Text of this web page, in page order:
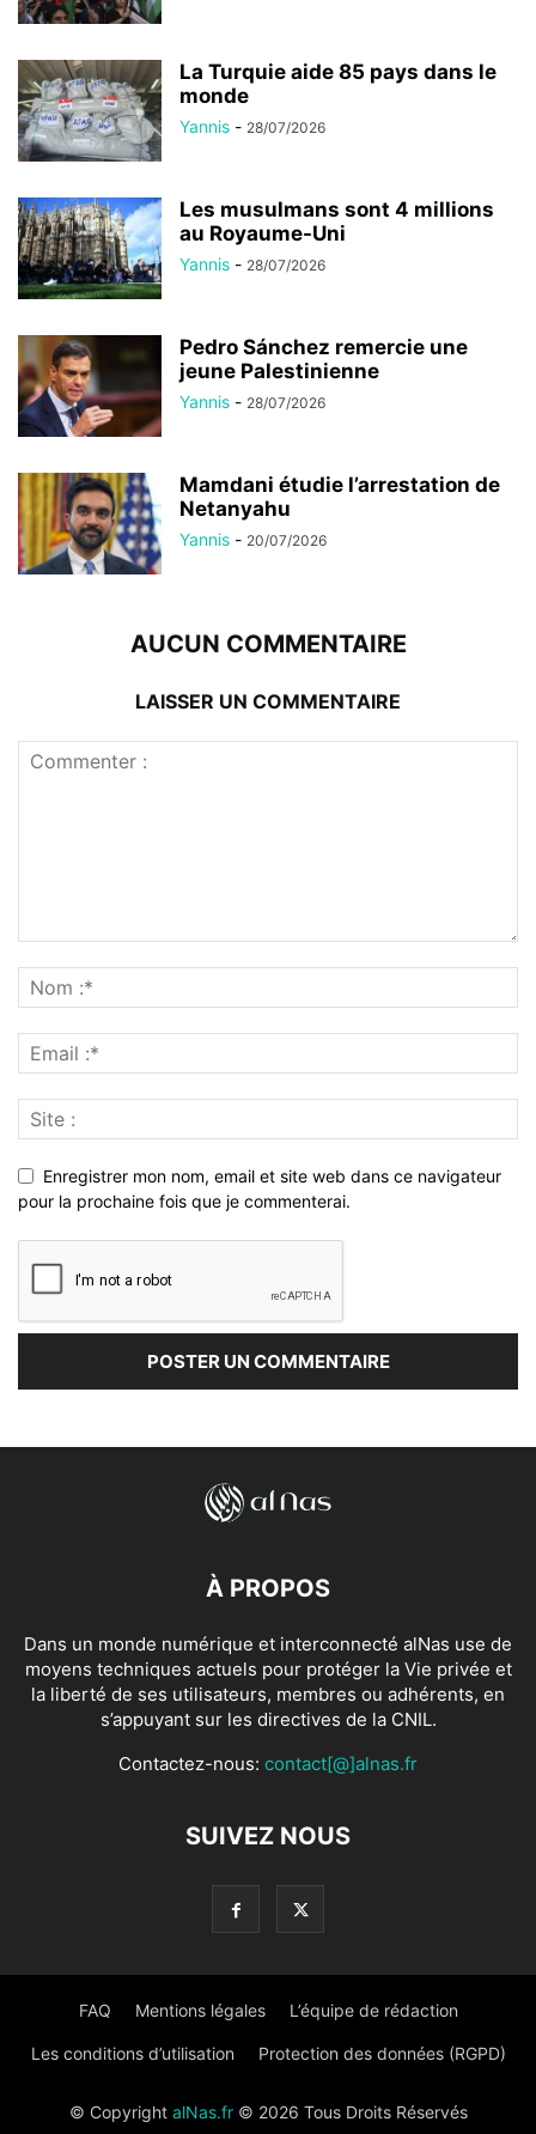
La Turquie aide 85 pays dans le
monde
Yannis - 28/07/2026
Les musulmans sont 4 millions
au Royaume-Uni
Yannis - 28/07/2026
Pedro Sánchez remercie une
jeune Palestinienne
Yannis - 28/07/2026
Mamdani étudie l’arrestation de
Netanyahu
Yannis - 20/07/2026
AUCUN COMMENTAIRE
LAISSER UN COMMENTAIRE
Enregistrer mon nom, email et site web dans ce navigateur
pour la prochaine fois que je commenterai.
À PROPOS
Dans un monde numérique et interconnecté alNas use de
moyens techniques actuels pour protéger la Vie privée et
la liberté de ses utilisateurs, membres ou adhérents, en
s’appuyant sur les directives de la CNIL.
Contactez-nous: contact[@]alnas.fr
SUIVEZ NOUS
FAQ Mentions légales L’équipe de rédaction
Les conditions d’utilisation Protection des données (RGPD)
© Copyright alNas.fr© 2026 Tous Droits Réservés